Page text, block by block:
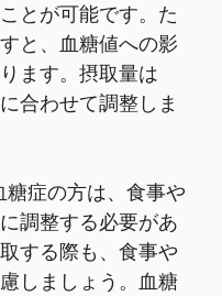
とが可能です。た
と、血糖値への影
ます。摂取量は
合わせて調整しま
糖症の方は、食事や
調整する必要があ
する際も、食事や
しましょう。血糖